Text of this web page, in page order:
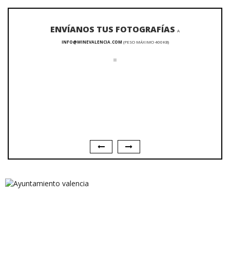
ENVÍANOS TUS FOTOGRAFÍAS A
INFO@WINEVALENCIA.COM (PESO MÁXIMO 400KB)